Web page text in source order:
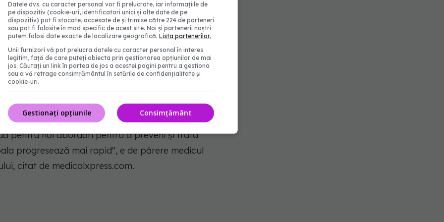
tinerii
pentru adulți au fost comparate cu cele
în 2018, care a arătat că funcția celulelor
pentru tineri în timpul tratamentului
pentru adulți în timpul tratamentului este
în studiu, atât în timpul și după tratament,
pentru noi abordări pentru a preveni și trata
progresează mai rapid", e de părere medicul
citat de medicalxpress.com.
Datele dvs. cu caracter personal vor fi prelucrate, iar informațiile de
pe dispozitiv (cookie-uri, identificatori unici și alte date de pe
dispozitiv) pot fi stocate, accesate de și trimise către 224 de parteneri
sau pot fi folosite în mod specific de acest site. Noi și partenerii noștri
putem folosi date exacte de localizare geografică. Lista partenerilor.
Unii furnizori vă pot prelucra datele cu caracter personal în interes
legitim, față de care puteți obiecta prin gestionarea opțiunilor de mai
jos. Căutați un link în partea de jos a acestei pagini pentru a gestiona
sau a vă retrage consimțământul în setările de confidențialitate și
cookie-uri.
Consimțământ
Gestionați opțiunile